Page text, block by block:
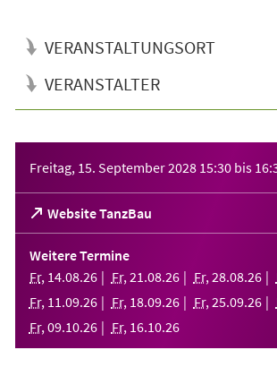
VERANSTALTUNGSORT
VERANSTALTER
Freitag, 15. September 2028 15:30 bis
Website TanzBau
(Öffnet
in
einem
neuen
Tab)
Weitere Termine
Fr, 14.08.26 Fr, 21 .08.26 Fr, 28.08.26
Fr, 11 .09.26 Fr, 18.09.26 Fr, 25.09.26
Fr, 09.10.26 Fr, 16.10.26